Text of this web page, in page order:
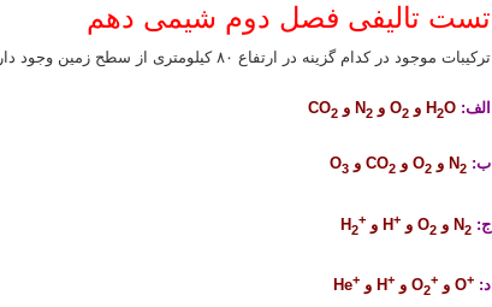
تست تالیفی فصل دوم شیمی دهم
ترکیبات موجود در کدام گزینه در ارتفاع ۸۰ کیلومتری از سطح زمین وجود دارند؟
الف: H
2O و O 2 و N2 و CO2
ب: N
2 و O2 و CO2 و O3
ج: N
2 و O2 و+H و +
H2
د: +O و +
O2 و+H و +
He